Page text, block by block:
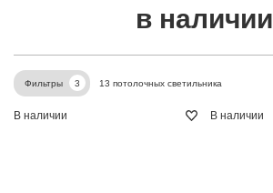
в наличии
Фильтры 3 13 потолочных светильника
В наличии В наличии